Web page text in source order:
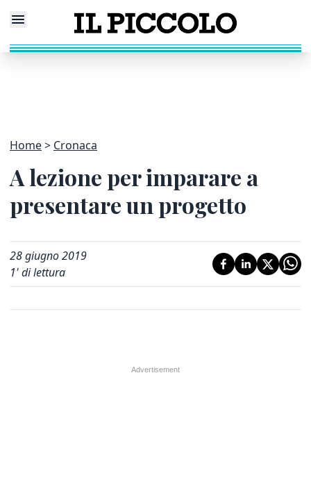
Home Cronaca
A lezione per imparare a
presentare un progetto
28 giugno 2019
1' di lettura